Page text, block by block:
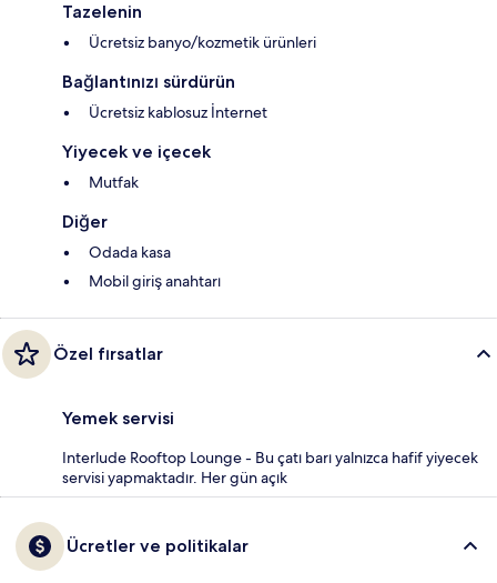
Tazelenin
Ücretsiz banyo/kozmetik ürünleri
Bağlantınızı sürdürün
Ücretsiz kablosuz İnternet
Yiyecek ve içecek
Mutfak
Diğer
Odada kasa
Mobil giriş anahtarı
Özel fırsatlar
Yemek servisi
Interlude Rooftop Lounge - Bu çatı barı yalnızca hafif yiyecek
servisi yapmaktadır. Her gün açık
Ücretler ve politikalar